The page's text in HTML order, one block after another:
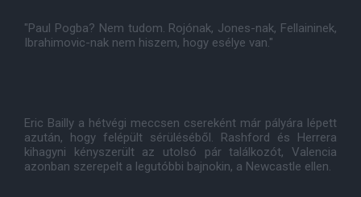
"Paul Pogba? Nem tudom. Rojónak, Jones-nak, Fellaininek,
Ibrahimovic-nak nem hiszem, hogy esélye van."
Eric Bailly a hétvégi meccsen csereként már pályára lépett
azután, hogy felépült sérüléséből. Rashford és Herrera
kihagyni kényszerült az utolsó pár találkozót, Valencia
azonban szerepelt a legutóbbi bajnokin, a Newcastle ellen.